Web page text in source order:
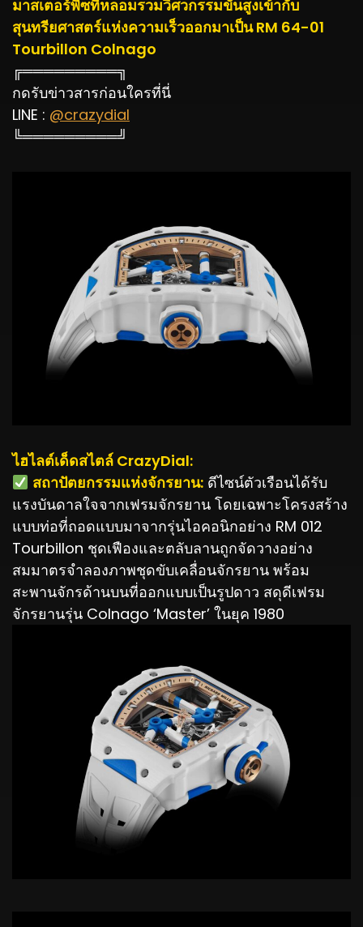
มาสเตอร์พีซที่หลอมรวมวิศวกรรมขั้นสูงเข้ากับ
สุนทรียศาสตร์แห่งความเร็วออกมาเป็น RM 64-01
Tourbillon Colnago
╔═════════╗
กดรับข่าวสารก่อนใครที่นี่
LINE : @crazydial
╚═════════╝
ไฮไลต์เด็ดสไตล์ CrazyDial:
️ สถาปัตยกรรมแห่งจักรยาน:ดีไซน์ตัวเรือนได้รับ
แรงบันดาลใจจากเฟรมจักรยาน โดยเฉพาะโครงสร้าง
แบบท่อที่ถอดแบบมาจากรุ่นไอคอนิกอย่าง RM 012
Tourbillon ชุดเฟืองและตลับลานถูกจัดวางอย่าง
สมมาตรจำลองภาพชุดขับเคลื่อนจักรยาน พร้อม
สะพานจักรด้านบนที่ออกแบบเป็นรูปดาว สดุดีเฟรม
จักรยานรุ่น Colnago ‘Master’ ในยุค 1980